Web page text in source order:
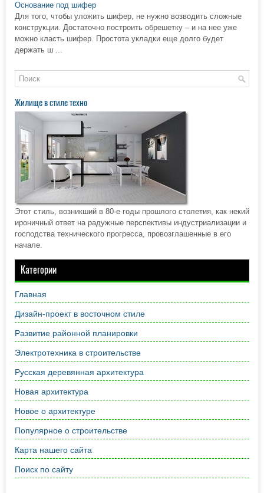
Основание под шифер
Для того, чтобы уложить шифер, не нужно возводить сложные
конструкции. Достаточно построить обрешетку – и на нее уже
можно класть шифер. Простота укладки еще долго будет
держать ш ...
Жилище в стиле техно
Этот стиль, возникший в 80-е годы прошлого столетия, как некий
ироничный ответ на радужные перспективы индустриализации и
господства технического прогресса, провозглашенные в его
начале.
Категории
Главная
Дизайн-проект в восточном стиле
Развитие районной планировки
Электротехника в строительстве
Русская деревянная архитектура
Новая архитектура
Новое о архитектуре
Популярное о строительстве
Карта нашего сайта
Поиск по сайту